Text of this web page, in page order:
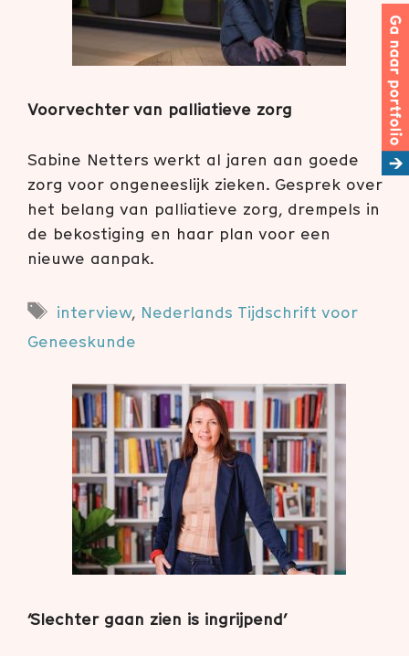
Voorvechter van palliatieve zorg
Sabine Netters werkt al jaren aan goede
zorg voor ongeneeslijk zieken. Gesprek over
het belang van palliatieve zorg, drempels in
de bekostiging en haar plan voor een
nieuwe aanpak.
Tags
interview, Nederlands Tijdschrift voor
Geneeskunde
‘Slechter gaan zien is ingrijpend’